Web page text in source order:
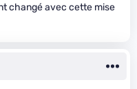
changé avec cette mise